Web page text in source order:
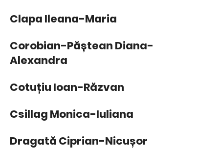
Clapa Ileana-Maria
Corobian-Păștean Diana-
Alexandra
Cotuțiu Ioan-Răzvan
Csillag Monica-Iuliana
Dragată Ciprian-Nicușor